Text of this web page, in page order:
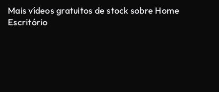
Mais vídeos gratuitos de stock sobre Home
Escritório